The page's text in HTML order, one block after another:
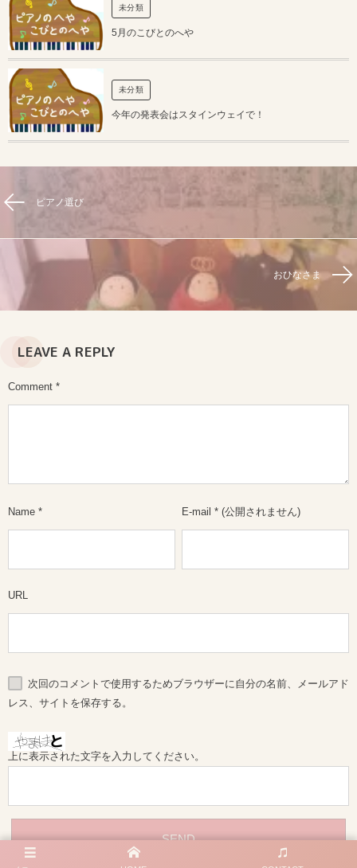
未分類
5月のこびとのへや
未分類
今年の発表会はスタインウェイで！
ピアノ選び
おひなさま
LEAVE A REPLY
Comment *
Name * E-mail * (公開されません)
URL
次回のコメントで使用するためブラウザーに自分の名前、メールアド
レス、サイトを保存する。
上に表示された文字を入力してください。